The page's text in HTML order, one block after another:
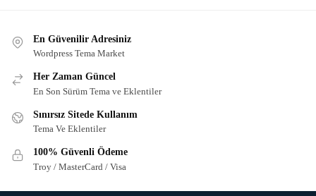
En Güvenilir Adresiniz
Wordpress Tema Market
Her Zaman Güncel
En Son Sürüm Tema ve Eklentiler
Sınırsız Sitede Kullanım
Tema Ve Eklentiler
100% Güvenli Ödeme
Troy / MasterCard / Visa